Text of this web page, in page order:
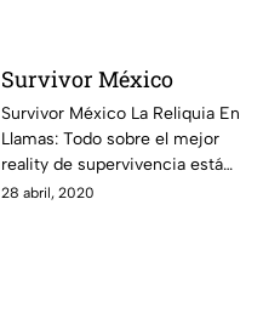
Survivor México
Survivor México La Reliquia En
Llamas: Todo sobre el mejor
reality de supervivencia está
aquí: fotos, notas y todos los
28 abril, 2020